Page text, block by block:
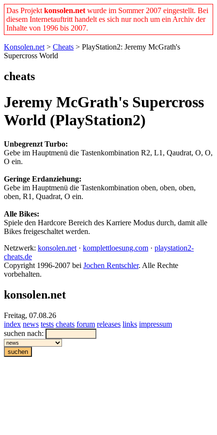
Das Projekt konsolen.net wurde im Sommer 2007 eingestellt. Bei
diesem Internetauftritt handelt es sich nur noch um ein Archiv der
Inhalte von 1996 bis 2007.
Konsolen.net > Cheats > PlayStation2: Jeremy McGrath's
Supercross World
cheats
Jeremy McGrath's Supercross
World (PlayStation2)
Unbegrenzt Turbo:
Gebe im Hauptmenü die Tastenkombination R2, L1, Qaudrat, O, O,
O ein.
Geringe Erdanziehung:
Gebe im Hauptmenü die Tastenkombination oben, oben, oben,
oben, R1, Quadrat, O ein.
Alle Bikes:
Spiele den Hardcore Bereich des Karriere Modus durch, damit alle
Bikes freigeschaltet werden.
Netzwerk: konsolen.net · komplettloesung.com · playstation2-
cheats.de
Copyright 1996-2007 bei Jochen Rentschler. Alle Rechte
vorbehalten.
konsolen.net
Freitag, 07.08.26
index news tests cheats forum releases links impressum
suchen nach: